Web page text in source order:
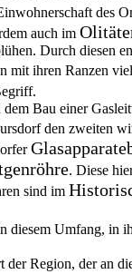
des
auch im
Durch diesen
mit ihren Ranzen
Bau einer
den zweiten
. Diese
sind im
diesem Umfang, in
der Region, der an